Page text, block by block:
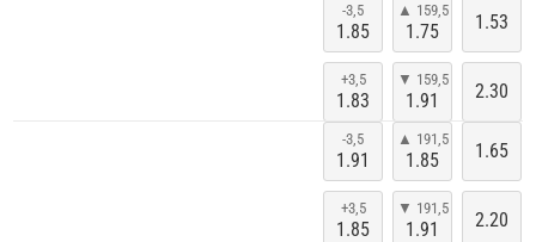
-3,5
1.85
+3,5
1.83
▲ 159,5
1.75
▼ 159,5
1.91
1.53
2.30
-3,5
1.91
+3,5
1.85
▲ 191,5
1.85
▼ 191,5
1.91
1.65
2.20